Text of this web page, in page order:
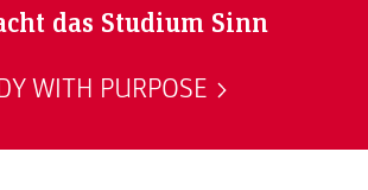
das Studium Sinn
WITH PURPOSE